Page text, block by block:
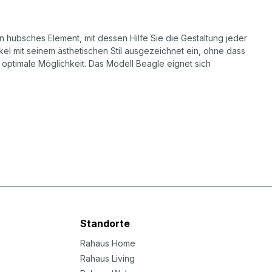
Element, mit dessen Hilfe Sie die Gestaltung jeder
mit seinem ästhetischen Stil ausgezeichnet ein, ohne dass
Möglichkeit. Das Modell Beagle eignet sich
Standorte
Rahaus Home
Rahaus Living